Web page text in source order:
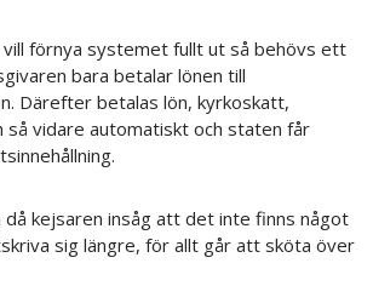
vill förnya systemet fullt ut så behövs ett
bara betalar lönen till
Därefter betalas lön, kyrkoskatt,
så vidare automatiskt och staten får
då kejsaren insåg att det inte finns något
sig längre, för allt går att sköta över